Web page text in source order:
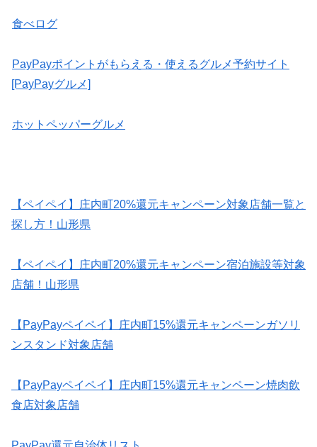
食べログ
PayPayポイントがもらえる・使えるグルメ予約サイト
[PayPayグルメ]
ホットペッパーグルメ
【ペイペイ】庄内町20%還元キャンペーン対象店舗一覧と
探し方！山形県
【ペイペイ】庄内町20%還元キャンペーン宿泊施設等対象
店舗！山形県
【PayPayペイペイ】庄内町15%還元キャンペーンガソリ
ンスタンド対象店舗
【PayPayペイペイ】庄内町15%還元キャンペーン焼肉飲
食店対象店舗